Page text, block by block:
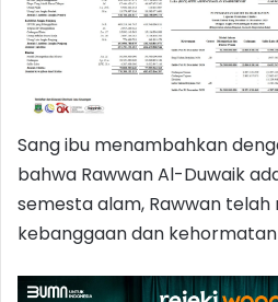
Sang ibu menambahkan
bahwa Rawwan Al-Duwaik
semesta alam, Rawwan
kebanggaan dan kehormatan